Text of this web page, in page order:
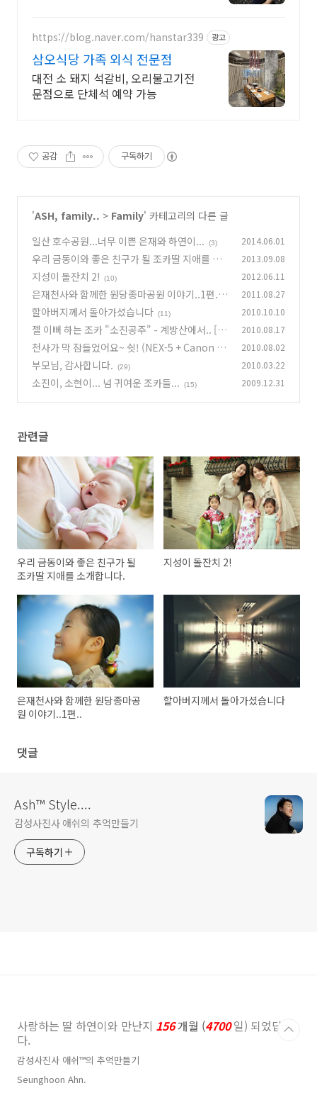
https://blog.naver.com/hanstar339 광고
삼오식당 가족 외식 전문점
대전 소 돼지 석갈비, 오리불고기전
문점으로 단체석 예약 가능
공감 구독하기
'ASH, family.. > Family' 카테고리의 다른 글
일산 호수공원...너무 이쁜 은재와 하연이...
(3) 2014.06.01
우리 금동이와 좋은 친구가 될 조카딸 지애를 소
개합니다.
(2)
2013.09.08
지성이 돌잔치 2! (10) 2012.06.11
은재천사와 함께한 원당종마공원 이야기..1편..
(12)
2011.08.27
할아버지께서 돌아가셨습니다 (11) 2010.10.10
젤 이뻐 하는 조카 "소진공주" - 계방산에서.. [N
EX-5]
(19)
2010.08.17
천사가 막 잠들었어요~ 쉿! (NEX-5 + Canon F
D 55mm 1.2 ssc)
(26)
2010.08.02
부모님, 감사합니다. (29) 2010.03.22
소진이, 소현이... 넘 귀여운 조카들... (15) 2009.12.31
관련글
우리 금동이와 좋은 친구가 될
조카딸 지애를 소개합니다.
지성이 돌잔치 2!
은재천사와 함께한 원당종마공
원 이야기..1편..
할아버지께서 돌아가셨습니다
댓글
Ash™ Style....
감성사진사 애쉬의 추억만들기
구독하기
사랑하는 딸 하연이와 만난지 156개월 (4700일) 되었답니
다.
감성사진사 애쉬™의 추억만들기
Seunghoon Ahn.